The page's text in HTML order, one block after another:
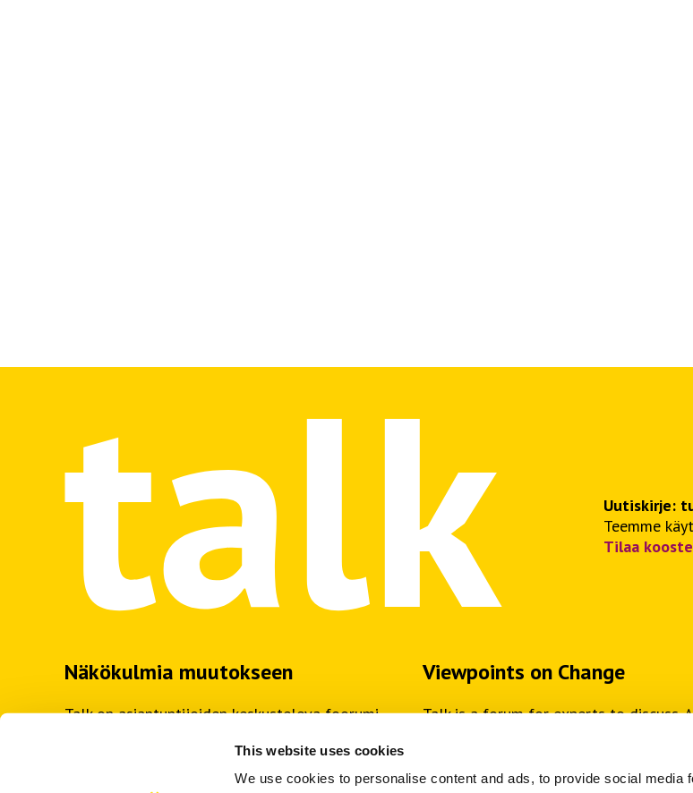
This website uses cookies
We use cookies to personalise content and ads, to provide social media
Uutiskirje:
Teemme
Tilaa
Näkökulmia muutokseen
Talk on asiantuntijoiden keskusteleva foorumi.
näkökulmia työelämän muutokseen.
Viewpoints on Change
Talk is a forum for experts to discuss.